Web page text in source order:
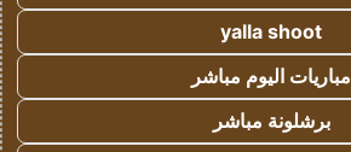
yalla shoot
مباريات اليوم مباشر
برشلونة مباشر